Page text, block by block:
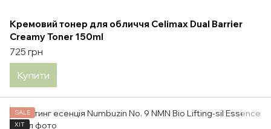
Кремовий тонер для обличчя Celimax Dual Barrier
Creamy Toner 150ml
725 грн
Купити
SALE
ХІТ